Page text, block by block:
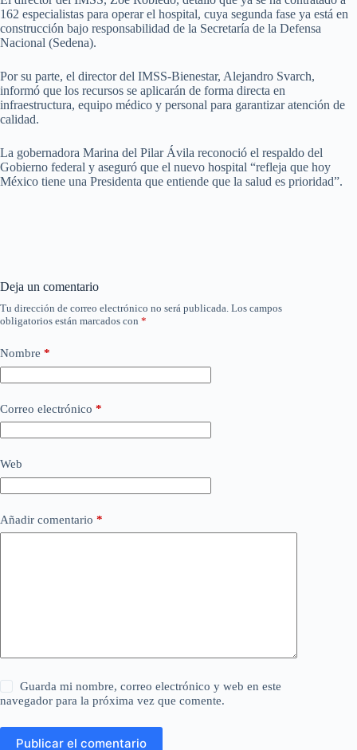
162 especialistas para operar el hospital, cuya segunda fase ya está en
construcción bajo responsabilidad de la Secretaría de la Defensa
Nacional (Sedena).
Por su parte, el director del IMSS-Bienestar, Alejandro Svarch,
informó que los recursos se aplicarán de forma directa en
infraestructura, equipo médico y personal para garantizar atención de
calidad.
La gobernadora Marina del Pilar Ávila reconoció el respaldo del
Gobierno federal y aseguró que el nuevo hospital “refleja que hoy
México tiene una Presidenta que entiende que la salud es prioridad”.
Deja un comentario
Tu dirección de correo electrónico no será publicada. Los campos
obligatorios están marcados con *
Nombre *
Correo electrónico *
Web
Añadir comentario *
Guarda mi nombre, correo electrónico y web en este
navegador para la próxima vez que comente.
Publicar el comentario